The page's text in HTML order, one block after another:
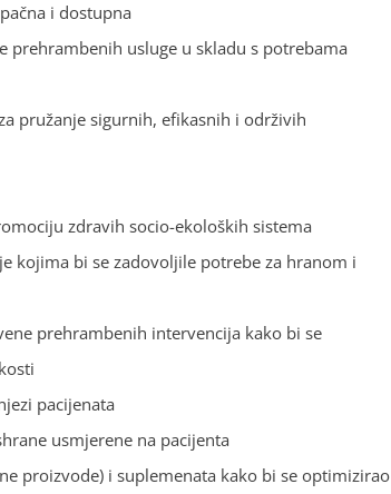
i dostupna
usluge u skladu s potrebama
pružanje sigurnih, efikasnih i održivih
zdravih socio-ekoloških sistema
kojima bi se zadovoljile potrebe za hranom i
prehrambenih intervencija kako bi se
pacijenata
usmjerene na pacijenta
proizvode) i suplemenata kako bi se optimizirao